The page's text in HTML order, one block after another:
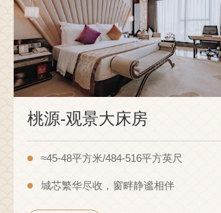
桃源-观景大床房
≈45-48平方米/484-516平方英尺
城芯繁华尽收，窗畔静谧相伴